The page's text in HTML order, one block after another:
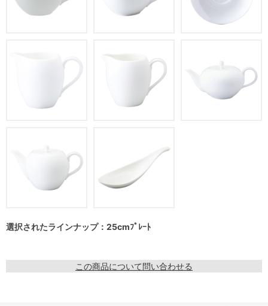
選択されたラインナップ：25cmﾌﾟﾚｰﾄ
この商品について問い合わせる